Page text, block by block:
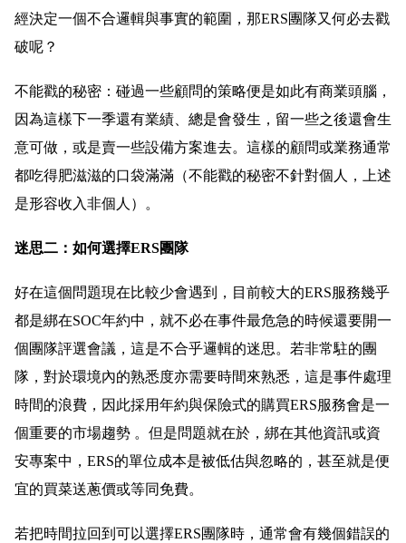
經決定一個不合邏輯與事實的範圍，那ERS團隊又何必去戳
破呢？
不能戳的秘密：碰過一些顧問的策略便是如此有商業頭腦，
因為這樣下一季還有業績、總是會發生，留一些之後還會生
意可做，或是賣一些設備方案進去。這樣的顧問或業務通常
都吃得肥滋滋的口袋滿滿（不能戳的秘密不針對個人，上述
是形容收入非個人）。
迷思二：如何選擇ERS團隊
好在這個問題現在比較少會遇到，目前較大的ERS服務幾乎
都是綁在SOC年約中，就不必在事件最危急的時候還要開一
個團隊評選會議，這是不合乎邏輯的迷思。若非常駐的團
隊，對於環境內的熟悉度亦需要時間來熟悉，這是事件處理
時間的浪費，因此採用年約與保險式的購買ERS服務會是一
個重要的市場趨勢 。但是問題就在於，綁在其他資訊或資
安專案中，ERS的單位成本是被低估與忽略的，甚至就是便
宜的買菜送蔥價或等同免費。
若把時間拉回到可以選擇ERS團隊時，通常會有幾個錯誤的